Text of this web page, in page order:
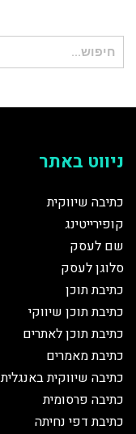
עבור:
ניווט באתר
כתיבה שיווקית
קופירייטינג
שם לעסק
סלוגן לעסק
כתיבת תוכן
כתיבת תוכן שיווקי
כתיבת תוכן לאתרים
כתיבת מאמרים
כתיבה שיווקית באנגלית
כתיבה פרסומית
כתיבת דפי נחיתה